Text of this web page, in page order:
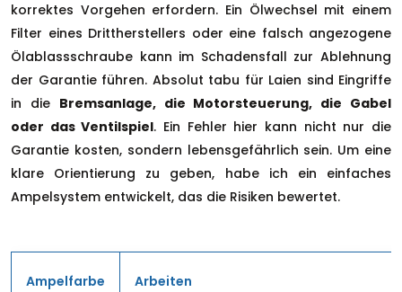
korrektes Vorgehen erfordern. Ein Ölwechsel mit einem
Filter eines Drittherstellers oder eine falsch angezogene
Ölablassschraube kann im Schadensfall zur Ablehnung
der Garantie führen. Absolut tabu für Laien sind Eingriffe
in die Bremsanlage, die Motorsteuerung, die Gabel
oder das Ventilspiel. Ein Fehler hier kann nicht nur die
Garantie kosten, sondern lebensgefährlich sein. Um eine
klare Orientierung zu geben, habe ich ein einfaches
Ampelsystem entwickelt, das die Risiken bewertet.
Ampelfarbe Arbeiten